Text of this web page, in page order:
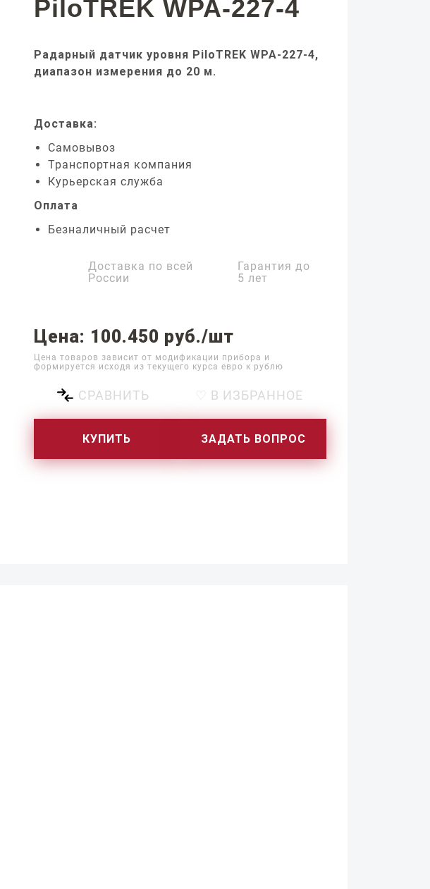
PiloTREK WPA-227-4
Радарный датчик уровня PiloTREK WPA-227-4,
диапазон измерения до 20 м.
Доставка:
Самовывоз
Транспортная компания
Курьерская служба
Оплата
Безналичный расчет
Доставка по всей
России
Гарантия до
5 лет
Цена: 100.450 руб./шт
Цена товаров зависит от модификации прибора и
формируется исходя из текущего курса евро к рублю
СРАВНИТЬ ♡ В ИЗБРАННОЕ
КУПИТЬ ЗАДАТЬ ВОПРОС